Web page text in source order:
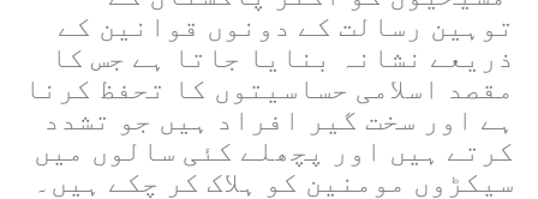
توہین رسالت کے دونوں قوانین کے
ذریعے نشانہ بنایا جاتا ہے جس کا
مقصد اسلامی حساسیتوں کا تحفظ کرنا
ہے اور سخت گیر افراد ہیں جو تشدد
کرتے ہیں اور پچھلے کئی سالوں میں
سیکڑوں مومنین کو ہلاک کر چکے ہیں۔